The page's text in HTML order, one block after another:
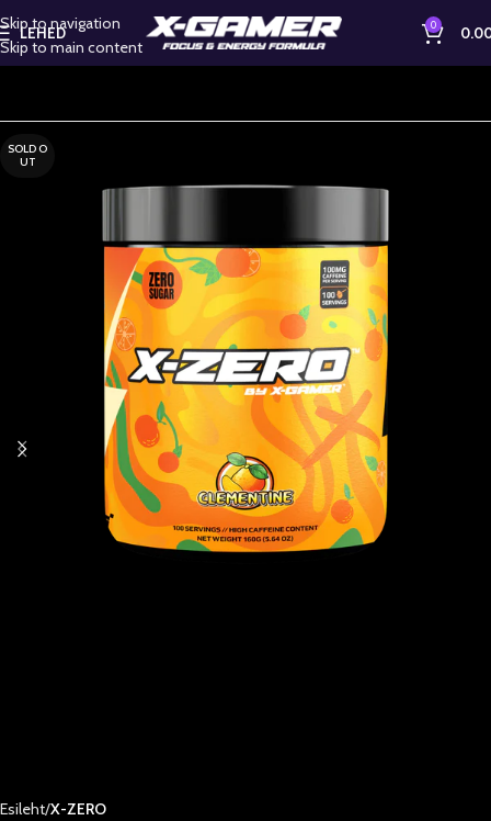
Skip to navigation
Skip to main content
LEHED 0
SOLD O
UT
Esileht X-ZERO